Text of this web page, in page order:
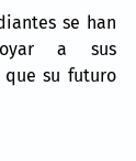
se han
a sus
que su futuro